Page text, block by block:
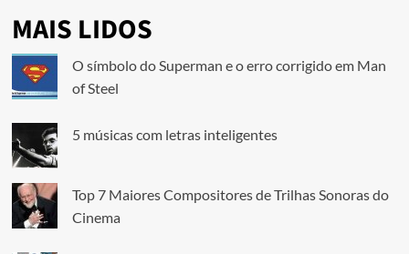
MAIS LIDOS
O símbolo do Superman e o erro corrigido em Man
of Steel
5 músicas com letras inteligentes
Top 7 Maiores Compositores de Trilhas Sonoras do
Cinema